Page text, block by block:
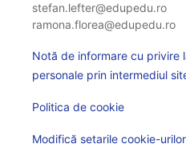
stefan.lefter@edupedu.ro
ramona.florea@edupedu.ro
Notă de informare cu privire
personale prin intermediul
Politica de cookie
Modifică setarile cookie-urilor